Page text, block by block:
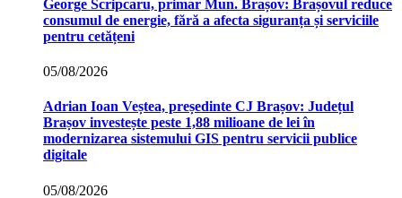
George Scripcaru, primar Mun. Brașov: Brașovul reduce
consumul de energie, fără a afecta siguranța și serviciile
pentru cetățeni
05/08/2026
Adrian Ioan Veștea, președinte CJ Brașov: Județul
Brașov investește peste 1,88 milioane de lei în
modernizarea sistemului GIS pentru servicii publice
digitale
05/08/2026